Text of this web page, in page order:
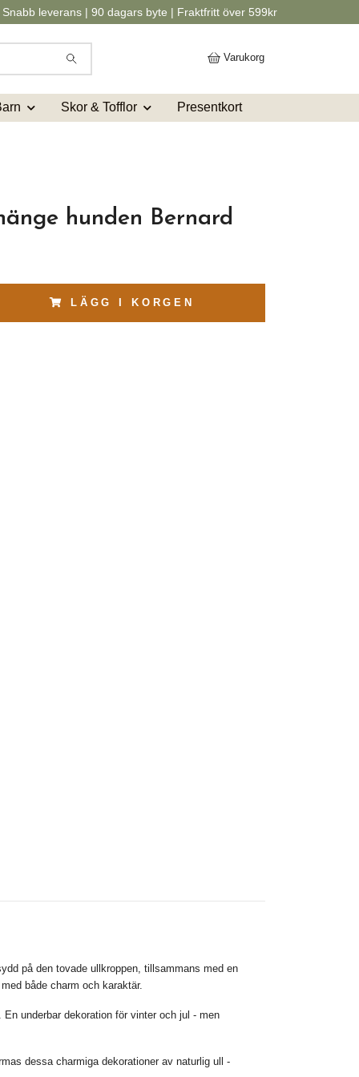
Snabb leverans | 90 dagars byte | Fraktfritt över 599kr
Varukorg
Skor & Tofflor Presentkort
hunden Bernard
LÄGG I KORGEN
på den tovade ullkroppen , tillsammans med en
med både charm och karaktär.
underbar dekoration för vinter och jul - men
dessa charmiga dekorationer av naturlig ull -